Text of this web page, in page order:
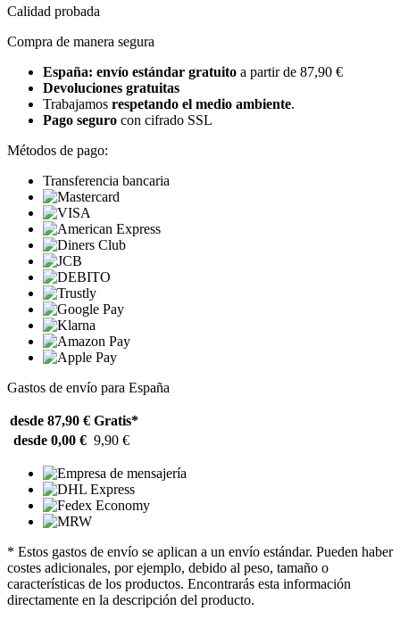
Calidad probada
Compra de manera segura
España: envío estándar gratuito a partir de 87,90 €
Devoluciones gratuitas
Trabajamos respetando el medio ambiente.
Pago seguro con cifrado SSL
Métodos de pago:
Transferencia bancaria
Gastos de envío para España
desde 87,90 € Gratis*
desde 0,00 € 9,90 €
* Estos gastos de envío se aplican a un envío estándar. Pueden haber
costes adicionales, por ejemplo, debido al peso, tamaño o
características de los productos. Encontrarás esta información
directamente en la descripción del producto.